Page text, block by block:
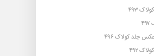
۴۹۳
جلد کولاک ۴۹۶
۴۹۲